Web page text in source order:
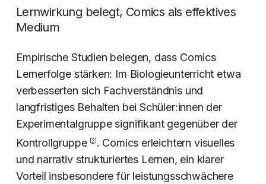
Lernwirkung belegt, Comics als effektives
Medium
Empirische Studien belegen, dass Comics
Lernerfolge stärken: Im Biologieunterricht etwa
verbesserten sich Fachverständnis und
langfristiges Behalten bei Schüler:innen der
Experimentalgruppe signifikant gegenüber der
Kontrollgruppe [2] . Comics erleichtern visuelles
und narrativ strukturiertes Lernen, ein klarer
Vorteil insbesondere für leistungsschwächere